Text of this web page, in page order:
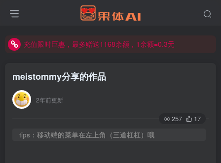
充值限时巨惠，最多赠送1168余额，1余额=0.3元
meistommy分享的作品
2年前更新
257
17
tips：移动端的菜单在左上角（三道杠杠）哦